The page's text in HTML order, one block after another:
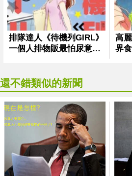
還不錯類似的新聞